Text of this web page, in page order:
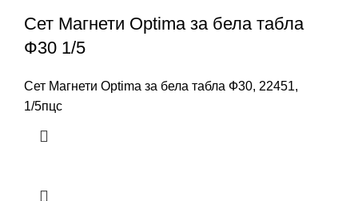
Сет Магнети Optima за бела табла
Ф30 1/5
Сет Магнети Optima за бела табла Ф30, 22451,
1/5пцс